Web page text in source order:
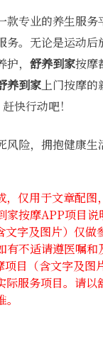
款专业的养生服务
务。无论是运动后
， 舒养到家按摩
养到家上门按摩的
快行动吧！
险，拥抱健康生
，仅用于文章配图
按摩APP项目说
文字及图片）仅做
不适请遵医嘱和
项目（含文字及
服务项目。请以